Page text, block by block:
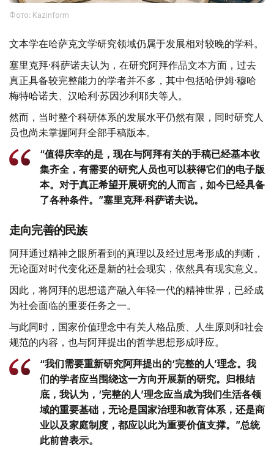
Фото: Kazinform
文本学在哈萨克文学研究领域仍属于发展相对较晚的学科。
塞里克拜·科萨诺夫认为，在研究阿拜作品文本方面，过去
真正具备较完整能力的学者并不多，其中包括哈伊姆·穆哈
梅特哈诺夫、汉哈利·苏因沙利耶夫等人。
然而，当时整个科研体系的发展水平仍然有限，同时研究人
员也尚未掌握阿拜全部手稿版本。
“值得庆幸的是，现在与阿拜有关的手稿已经基本收
集齐全，有需要的研究人员也可以获得它们的电子版
本。对于真正希望开展研究的人而言，如今已经具备
了各种条件。”塞里克拜·科萨诺夫说。
走向完善的民族
阿拜通过精神之眼所看到的真理以及经过思考形成的判断，
无论面对时代变化还是新的社会现实，依然具有现实意义。
因此，将阿拜的思想遗产融入年轻一代的精神世界，已经成
为社会面临的重要任务之一。
与此同时，国家价值理念中有关人格品质、人生原则和社会
规范的内容，也与阿拜提出的哲学思想形成呼应。
“我们需要重新研究阿拜提出的‘完整的人’理念。我
们的学者应当围绕这一方向开展新的研究。归根结
底，我认为，‘完整的人’理念应当成为我们生活各领
域的重要基础，无论是国家治理和教育体系，还是商
业以及家庭制度，都应以此为重要价值支撑。”总统
此前曾表示。